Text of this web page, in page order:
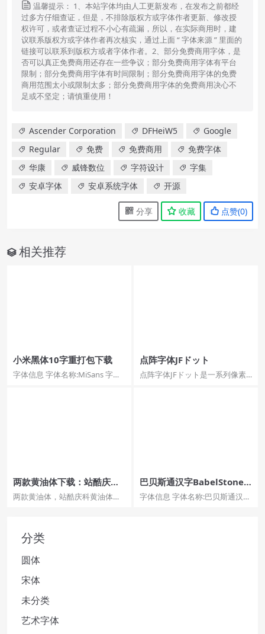
温馨提示： 1、本站字体均由人工更新发布，在发布之前都经
过多方仔细查证，但是，不排除版权方或字体作者更新、修改授
权许可，或者查证过程不小心有疏漏，所以，在实际商用时，建
议联系版权方或字体作者再次核实，通过上面 “ 字体来源 ” 里面的
链接可以联系到版权方或者字体作者。2、部分免费商用字体，是
否可以真正免费商用还存在一些争议；部分免费商用字体有平台
限制；部分免费商用字体有时间限制；部分免费商用字体的免费
商用范围太小或限制太多；部分免费商用字体的免费商用决心不
足或不坚定；请慎重使用！
Ascender Corporation DFHeiW5
Google
Regular
免费 免费商用
免费字体
华康
威锋数位 字符设计
字集
安卓字体
安卓系统字体 开源
分享 收藏 点赞(0)
相关推荐
小米黑体10字重打包下载
字体信息 字体名称:MiSans 字体
点阵字体JFドット
点阵字体JFドット是一系列像素
两款黄油体下载：站酷庆科
黄油体、WD-XL滑油字
两款黄油体，站酷庆科黄油体、
巴贝斯通汉字BabelStone
Han免费商用宋体下载
字体信息 字体名称:巴贝斯通汉字
分类
圆体
宋体
未分类
艺术字体